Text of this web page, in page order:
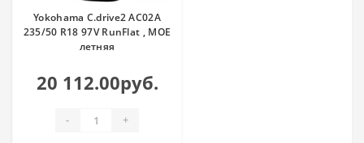
Yokohama C.drive2 AC02A
235/50 R18 97V RunFlat , MOE
летняя
20 112.00руб.
- +